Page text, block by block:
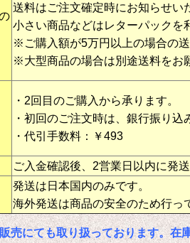
送料はご注文確定時にお知らせい
小さい商品などはレターパックを
※ご購入額が5万円以上の場合の
※大型商品の場合は別途送料をお
・2回目のご購入から承ります。
・初回のご注文時は、銀行振り込
・代引手数料：￥493
ご入金確認後、2営業日以内に発送
発送は日本国内のみです。
海外発送は商品の安全のため行っ
売にても取り扱っております。在